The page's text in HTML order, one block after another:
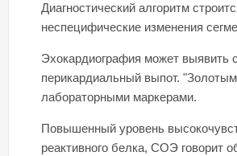
Диагностический алгоритм
неспецифические изменения
Эхокардиография может выявить
перикардиальный выпот.
лабораторными маркерами.
Повышенный уровень
реактивного белка, СОЭ говорит